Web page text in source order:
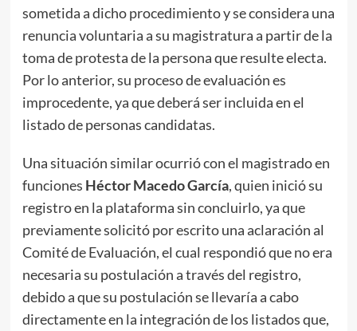
sometida a dicho procedimiento y se considera una
renuncia voluntaria a su magistratura a partir de la
toma de protesta de la persona que resulte electa.
Por lo anterior, su proceso de evaluación es
improcedente, ya que deberá ser incluida en el
listado de personas candidatas.
Una situación similar ocurrió con el magistrado en
funciones Héctor Macedo García, quien inició su
registro en la plataforma sin concluirlo, ya que
previamente solicitó por escrito una aclaración al
Comité de Evaluación, el cual respondió que no era
necesaria su postulación a través del registro,
debido a que su postulación se llevaría a cabo
directamente en la integración de los listados que,